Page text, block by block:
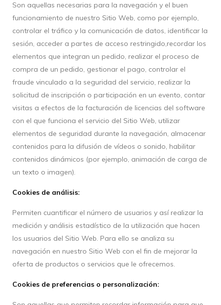
Son aquellas necesarias para la navegación y el buen
funcionamiento de nuestro Sitio Web, como por ejemplo,
controlar el tráfico y la comunicación de datos, identificar la
sesión, acceder a partes de acceso restringido,recordar los
elementos que integran un pedido, realizar el proceso de
compra de un pedido, gestionar el pago, controlar el
fraude vinculado a la seguridad del servicio, realizar la
solicitud de inscripción o participación en un evento, contar
visitas a efectos de la facturación de licencias del software
con el que funciona el servicio del Sitio Web, utilizar
elementos de seguridad durante la navegación, almacenar
contenidos para la difusión de vídeos o sonido, habilitar
contenidos dinámicos (por ejemplo, animación de carga de
un texto o imagen).
Cookies de análisis:
Permiten cuantificar el número de usuarios y así realizar la
medición y análisis estadístico de la utilización que hacen
los usuarios del Sitio Web. Para ello se analiza su
navegación en nuestro Sitio Web con el fin de mejorar la
oferta de productos o servicios que le ofrecemos.
Cookies de preferencias o personalización: